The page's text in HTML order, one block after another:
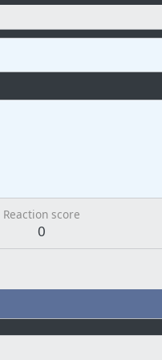
Reaction score
0